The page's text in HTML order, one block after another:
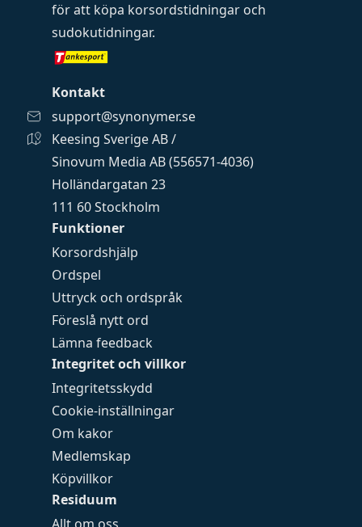
Funktioner
Korsordshjälp
Ordspel
Uttryck och ordspråk
Föreslå nytt ord
Lämna feedback
Integritet och villkor
Integritetsskydd
Cookie-inställningar
Om kakor
Medlemskap
Köpvillkor
Residuum
för att köpa korsordstidningar och
sudokutidningar.
Kontakt
support@synonymer.se
Keesing Sverige AB /
Sinovum Media AB (556571-4036)
Holländargatan 23
111 60 Stockholm